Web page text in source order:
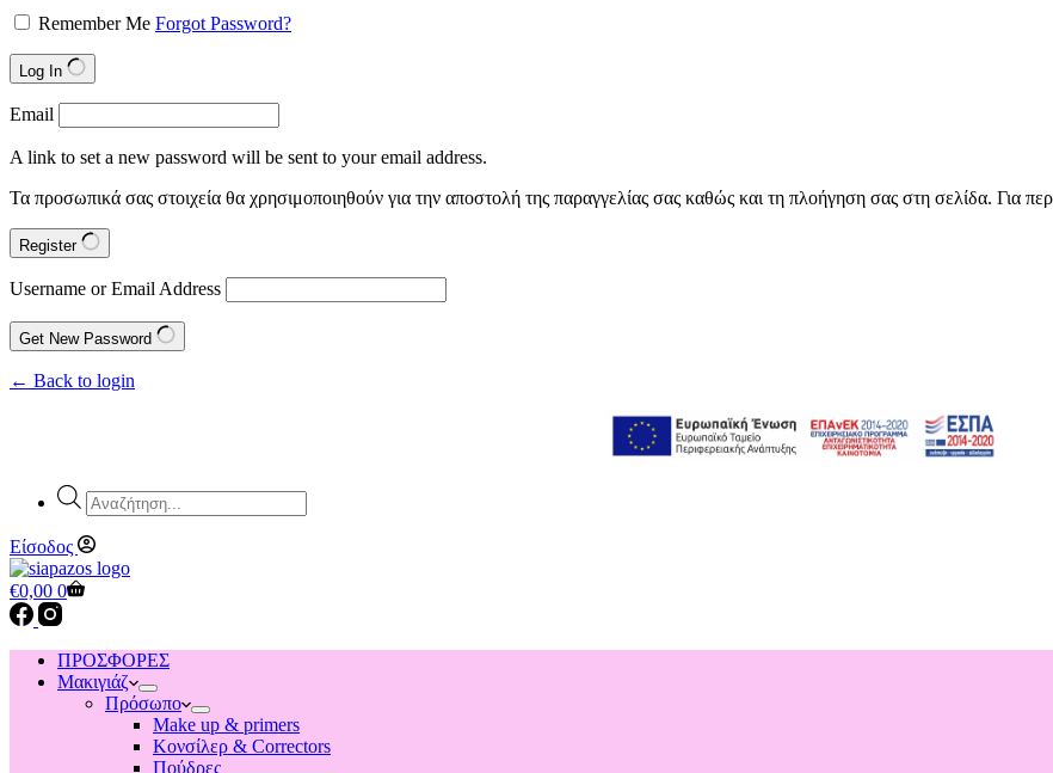
Remember Me Forgot Password?
Log In
Email
A link to set a new password will be sent to your email address.
Τα προσωπικά σας στοιχεία θα χρησιμοποιηθούν για την αποστολή της παραγγελίας σας καθώς και τη πλοήγηση σας στη σελίδα. Για
Register
Username or Email Address
Get New Password
← Back to login
Products
search
Είσοδος
Shopping
cart
€0,00 0
ΠΡΟΣΦΟΡΕΣ
Μακιγιάζ
Πρόσωπο
Make up & primers
Κονσίλερ & Correctors
Πούδρες